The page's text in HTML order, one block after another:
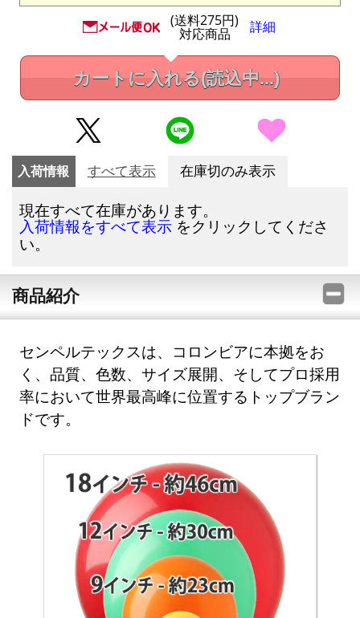
(送料275円)
対応商品 詳細
カートに入れる(読込中...)
入荷情報 すべて表示 在庫切のみ表示
現在すべて在庫があります。
入荷情報をすべて表示 をクリックしてくださ
い。
商品紹介
センペルテックスは、コロンビアに本拠をお
く、品質、色数、サイズ展開、そしてプロ採用
率において世界最高峰に位置するトップブラン
ドです。